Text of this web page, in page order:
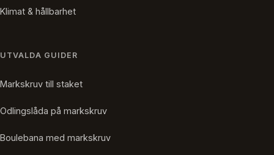
Klimat & hållbarhet
UTVALDA GUIDER
Markskruv till staket
Odlingslåda på markskruv
Boulebana med markskruv